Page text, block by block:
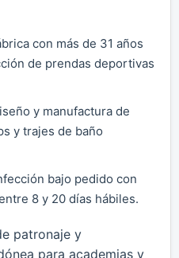
con más de 31 años
de prendas deportivas
y manufactura de
y trajes de baño
bajo pedido con
8 y 20 días hábiles.
patronaje y
para academias y